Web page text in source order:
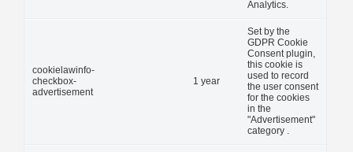
Analytics.
cookielawinfo-
checkbox-
advertisement
1 year
Set by the
GDPR Cookie
Consent plugin,
this cookie is
used to record
the user consent
for the cookies
in the
"Advertisement"
category .